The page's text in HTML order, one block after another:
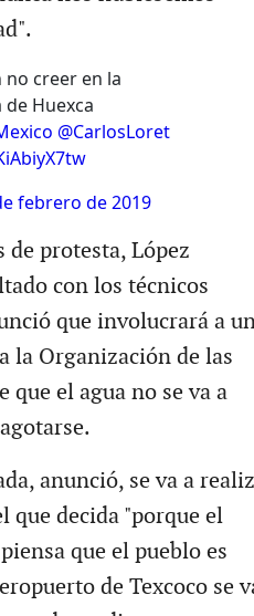
creer en la
Huexca
@CarlosLoret
febrero de 2019
protesta, López
con los técnicos
que involucrará a
la Organización de las
que el agua no se va a
anunció, se va a
que decida "porque el
que el pueblo es
de Texcoco se